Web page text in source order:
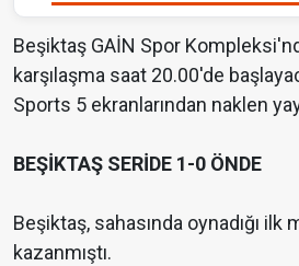
Beşiktaş GAİN Spor
karşılaşma saat 20.00'de
Sports 5 ekranlarından naklen
BEŞİKTAŞ SERİDE 1-0 ÖNDE
Beşiktaş, sahasında oynadığı ilk
kazanmıştı.